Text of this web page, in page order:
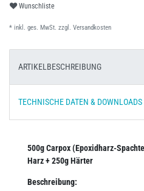
Wunschliste
* inkl. ges. MwSt. zzgl. Versandkosten
ARTIKELBESCHREIBUNG
TECHNISCHE DATEN & DOWNLOADS
500g Carpox (Epoxidharz-
Harz + 250g Härter
Beschreibung: